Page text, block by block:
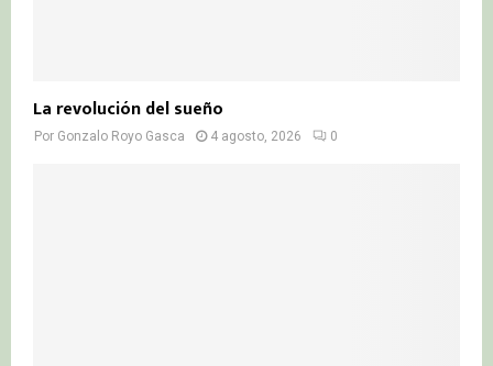
La revolución del sueño
Por Gonzalo Royo Gasca 4 agosto, 2026 0